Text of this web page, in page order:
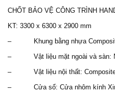
CHỐT BẢO VỆ CÔNG TRÌNH
KT: 3300 x 6300 x 2900 mm
– Khung bằng nhựa
– Vật liệu mặt ngoài và sàn:
– Vật liệu nội thất: Composite
– Cửa sổ: Cửa nhôm kính